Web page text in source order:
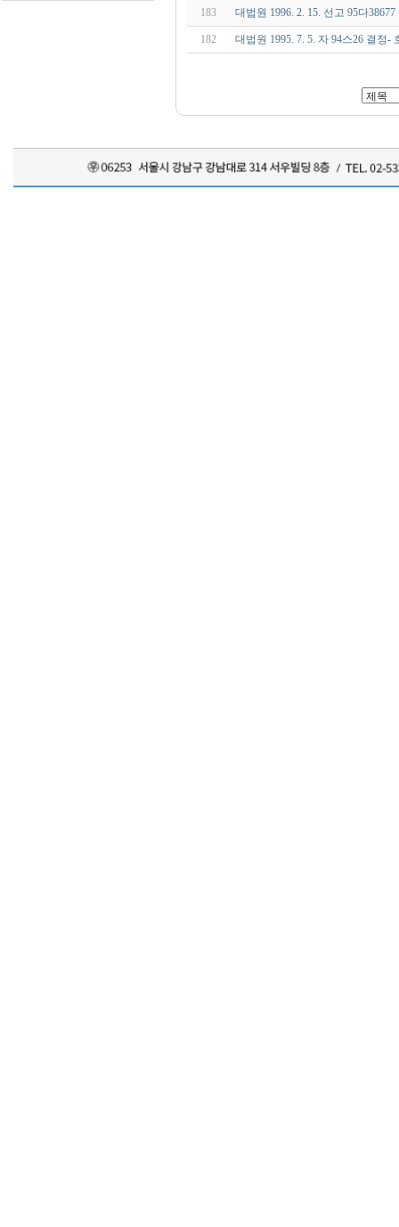
183 대법원 1996. 2. 15. 선고 95다
182 대법원 1995. 7. 5. 자 94스26 결정-